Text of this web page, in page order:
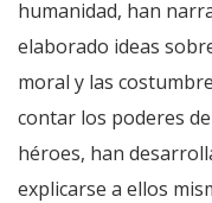
humanidad, han
elaborado ideas
moral y las
contar los poderes
héroes, han
explicarse a ellos